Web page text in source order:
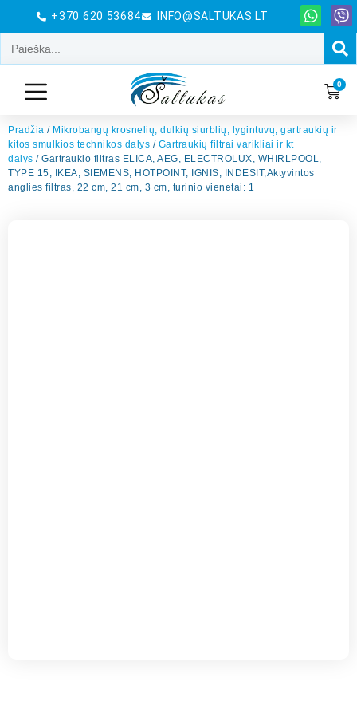
+370 620 53684 INFO@SALTUKAS.LT
0
Pradžia / Mikrobangų krosnelių, dulkių siurblių, lygintuvų, gartraukių ir
kitos smulkios technikos dalys / Gartraukių filtrai varikliai ir kt
dalys / Gartraukio filtras ELICA, AEG, ELECTROLUX, WHIRLPOOL,
TYPE 15, IKEA, SIEMENS, HOTPOINT, IGNIS, INDESIT,Aktyvintos
anglies filtras, 22 cm, 21 cm, 3 cm, turinio vienetai: 1